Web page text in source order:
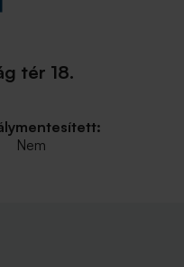
tér 18.
Nem